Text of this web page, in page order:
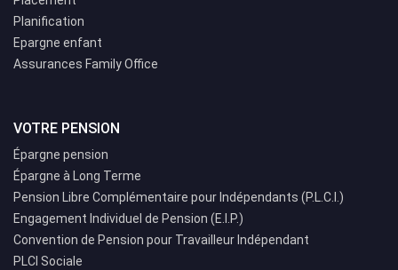
Planification
Epargne enfant
Assurances Family Office
VOTRE PENSION
Épargne pension
Épargne à Long Terme
Pension Libre Complémentaire pour Indépendants (P.L.C.I.)
Engagement Individuel de Pension (E.I.P.)
Convention de Pension pour Travailleur Indépendant
PLCI Sociale